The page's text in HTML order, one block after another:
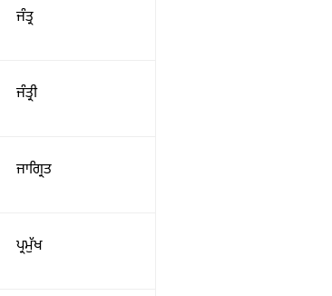
ਜੰਤ੍ਰ
ਜੰਤ੍ਰੀ
ਜਾਗ੍ਰਿਤ
ਪ੍ਰਮੁੱਖ